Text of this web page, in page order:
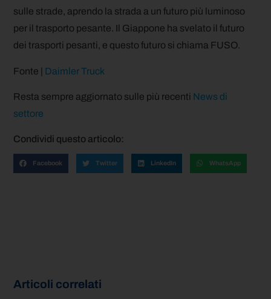
sulle strade, aprendo la strada a un futuro più luminoso
per il trasporto pesante. Il Giappone ha svelato il futuro
dei trasporti pesanti, e questo futuro si chiama FUSO.
Fonte | Daimler Truck
Resta sempre aggiornato sulle più recenti News di
settore
Condividi questo articolo:
Facebook Twitter LinkedIn WhatsApp
Articoli correlati